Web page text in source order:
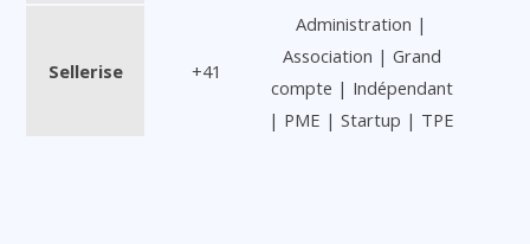
Sellerise +41
Administration |
Association | Grand
compte | Indépendant
| PME | Startup | TPE